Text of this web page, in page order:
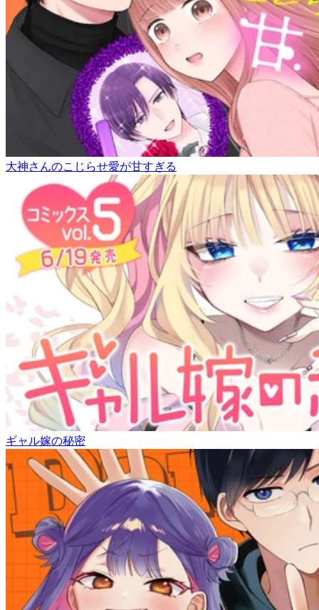
大神さんのこじらせ愛が甘すぎる
ギャル嫁の秘密